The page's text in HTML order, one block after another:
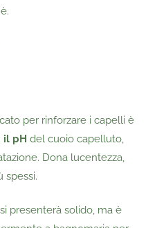
per rinforzare i capelli è
il pH del cuoio capelluto,
Dona lucentezza,
spessi.
presenterà solido, ma è